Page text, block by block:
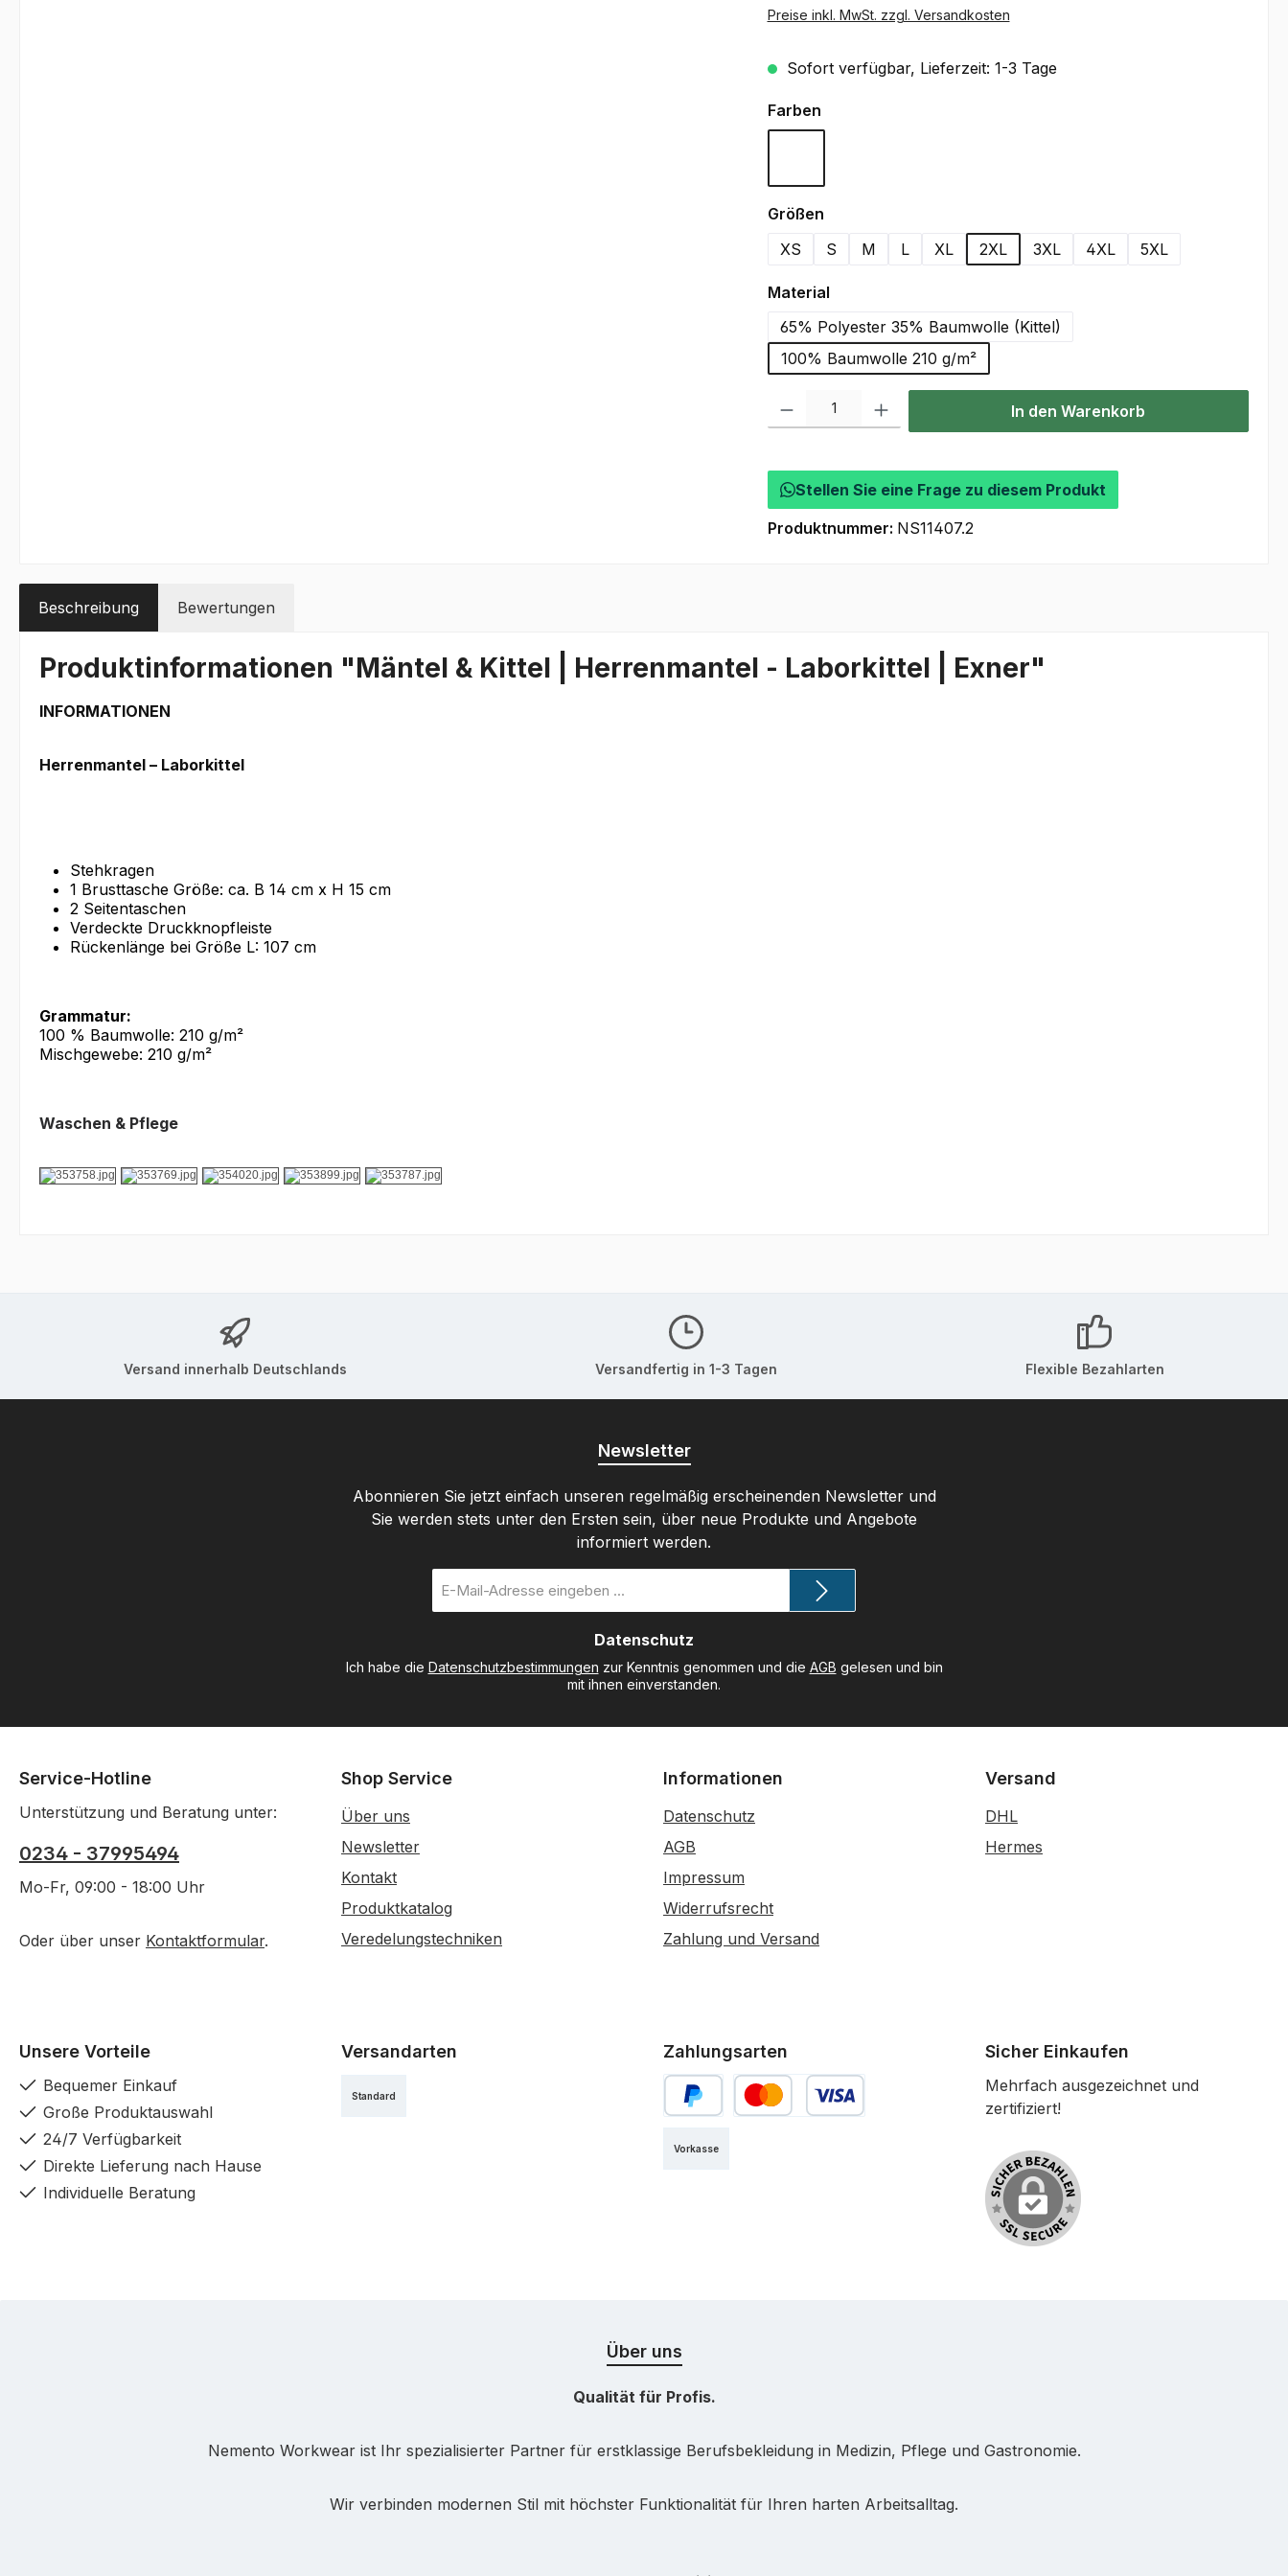
Preise inkl. MwSt. zzgl. Versandkosten
Sofort verfügbar, Lieferzeit: 1-3 Tage
Farbenauswählen
Größenauswählen
XS
S M L XL 2XL 3XL 4XL 5XL
Materialauswählen
65% Polyester 35% Baumwolle (Kittel)
100% Baumwolle 210 g/m²
Produkt Anzahl: Gib den gewünschten Wert ein oder benutze die Schaltflächen
In den Warenkorb
Stellen Sie eine Frage zu diesem Produkt
Produktnummer: NS11407.2
Beschreibung Bewertungen
Produktinformationen "Mäntel & Kittel | Herrenmantel - Laborkittel | Exner"
INFORMATIONEN
Herrenmantel – Laborkittel
Stehkragen
1 Brusttasche Größe: ca. B 14 cm x H 15 cm
2 Seitentaschen
Verdeckte Druckknopfleiste
Rückenlänge bei Größe L: 107 cm
Grammatur:
100 % Baumwolle: 210 g/m²
Mischgewebe: 210 g/m²
Waschen & Pflege
Versand innerhalb Deutschlands Versandfertig in 1-3 Tagen Flexible Bezahlarten
Newsletter
Abonnieren Sie jetzt einfach unseren regelmäßig erscheinenden Newsletter und
Sie werden stets unter den Ersten sein, über neue Produkte und Angebote
informiert werden.
Mail-
Datenschutz
Ich habe die Datenschutzbestimmungen zur Kenntnis genommen und die AGB gelesen und bin
mit ihnen einverstanden.
Service-Hotline
Unterstützung und Beratung unter:
0234 - 37995494
Mo-Fr, 09:00 - 18:00 Uhr
Oder über unser Kontaktformular.
Shop Service
Über uns
Newsletter
Kontakt
Produktkatalog
Veredelungstechniken
Informationen
Datenschutz
AGB
Impressum
Widerrufsrecht
Zahlung und Versand
Versand
DHL
Hermes
Unsere Vorteile
Bequemer Einkauf
Große Produktauswahl
24/7 Verfügbarkeit
Direkte Lieferung nach Hause
Individuelle Beratung
Versandarten
Standard
Zahlungsarten
Vorkasse
Sicher Einkaufen
Mehrfach ausgezeichnet und
zertifiziert!
Über uns
Qualität für Profis.
Nemento Workwear ist Ihr spezialisierter Partner für erstklassige Berufsbekleidung in Medizin, Pflege und Gastronomie.
Wir verbinden modernen Stil mit höchster Funktionalität für Ihren harten Arbeitsalltag.